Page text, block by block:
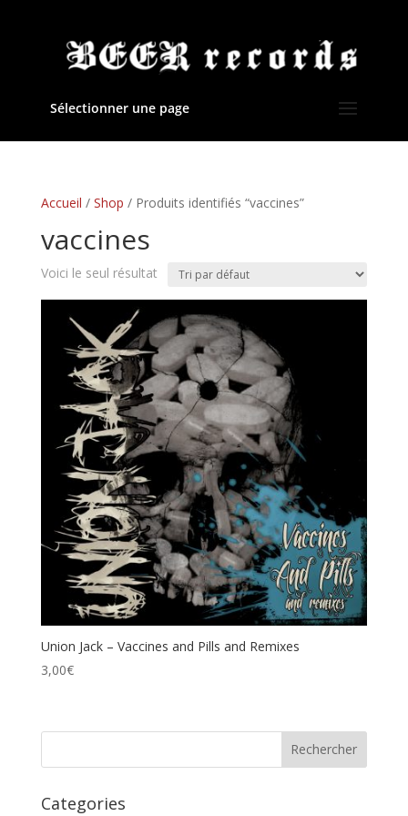
Sélectionner une page
Accueil / Shop / Produits identifiés “vaccines”
vaccines
Voici le seul résultat
Union Jack – Vaccines and Pills and Remixes
3,00€
Categories